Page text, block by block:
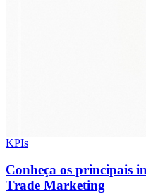
KPIs
Conheça os principais
Trade Marketing